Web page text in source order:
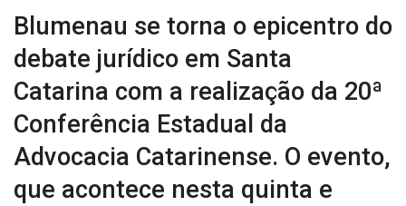
Blumenau se torna o epicentro do
debate jurídico em Santa
Catarina com a realização da 20ª
Conferência Estadual da
Advocacia Catarinense. O evento,
que acontece nesta quinta e